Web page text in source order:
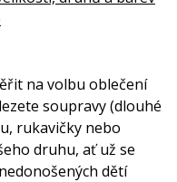
na volbu oblečení
soupravy (dlouhé
rukavičky nebo
druhu, ať už se
dětí